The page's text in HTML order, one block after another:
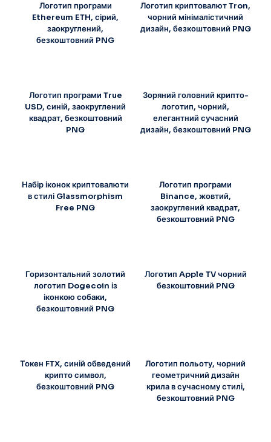
Логотип програми
Ethereum ETH, сірий,
заокруглений,
безкоштовний PNG
Логотип криптовалют Tron,
чорний мінімалістичний
дизайн, безкоштовний PNG
Логотип програми True
USD, синій, заокруглений
квадрат, безкоштовний
PNG
Зоряний головний крипто-
логотип, чорний,
елегантний сучасний
дизайн, безкоштовний PNG
Набір іконок криптовалюти
в стилі Glassmorphism
Free PNG
Логотип програми
Binance, жовтий,
заокруглений квадрат,
безкоштовний PNG
Горизонтальний золотий
логотип Dogecoin із
іконкою собаки,
безкоштовний PNG
Логотип Apple TV чорний
безкоштовний PNG
Токен FTX, синій обведений
крипто символ,
безкоштовний PNG
Логотип польоту, чорний
геометричний дизайн
крила в сучасному стилі,
безкоштовний PNG